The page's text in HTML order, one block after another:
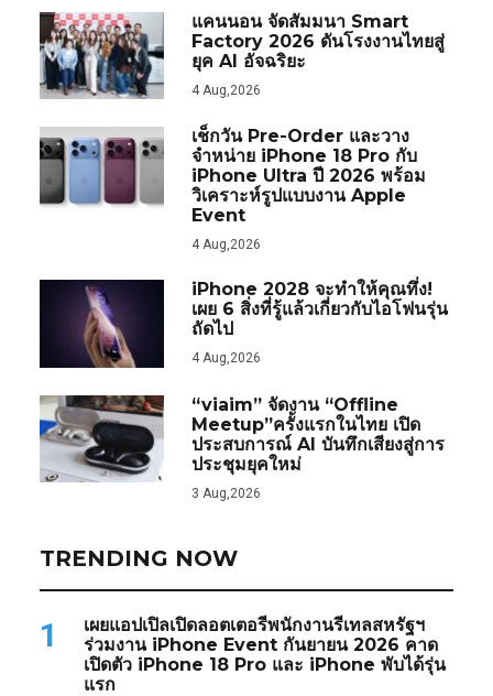
แคนนอน จัดสัมมนา Smart
Factory 2026 ดันโรงงานไทยสู่
ยุค AI อัจฉริยะ
4 Aug,2026
เช็กวัน Pre-Order และวาง
จำหน่าย iPhone 18 Pro กับ
iPhone Ultra ปี 2026 พร้อม
วิเคราะห์รูปแบบงาน Apple
Event
4 Aug,2026
iPhone 2028 จะทำให้คุณทึ่ง!
เผย 6 สิ่งที่รู้แล้วเกี่ยวกับไอโฟนรุ่น
ถัดไป
4 Aug,2026
“viaim” จัดงาน “Offline
Meetup”ครั้งแรกในไทย เปิด
ประสบการณ์ AI บันทึกเสียงสู่การ
ประชุมยุคใหม่
3 Aug,2026
TRENDING NOW
1
เผยแอปเปิลเปิดลอตเตอรีพนักงานรีเทลสหรัฐฯ
ร่วมงาน iPhone Event กันยายน 2026 คาด
เปิดตัว iPhone 18 Pro และ iPhone พับได้รุ่น
แรก